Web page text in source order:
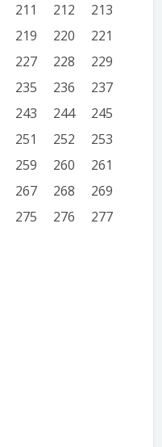
211 212
213
219 220
221
227 228
229
235 236
237
243 244
245
251 252
253
259 260
261
267 268
269
275 276
277